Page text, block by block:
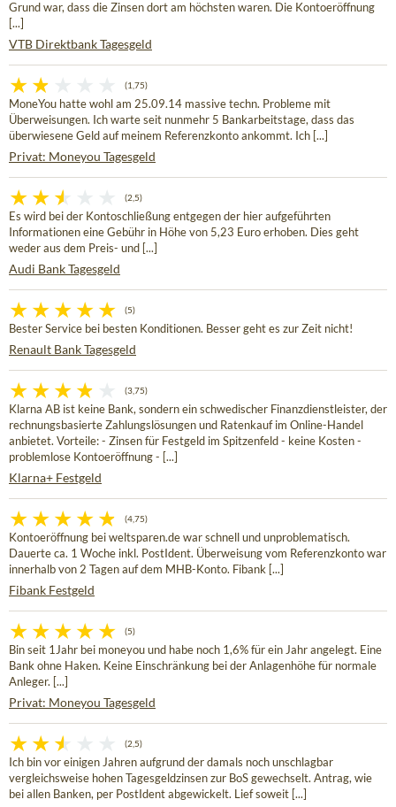
Grund war, dass die Zinsen dort am höchsten waren. Die Kontoeröffnung
[...]
VTB Direktbank Tagesgeld
(1,75)
MoneYou hatte wohl am 25.09.14 massive techn. Probleme mit
Überweisungen. Ich warte seit nunmehr 5 Bankarbeitstage, dass das
überwiesene Geld auf meinem Referenzkonto ankommt. Ich [...]
Privat: Moneyou Tagesgeld
(2,5)
Es wird bei der Kontoschließung entgegen der hier aufgeführten
Informationen eine Gebühr in Höhe von 5,23 Euro erhoben. Dies geht
weder aus dem Preis- und [...]
Audi Bank Tagesgeld
(5)
Bester Service bei besten Konditionen. Besser geht es zur Zeit nicht!
Renault Bank Tagesgeld
(3,75)
Klarna AB ist keine Bank, sondern ein schwedischer Finanzdienstleister, der
rechnungsbasierte Zahlungslösungen und Ratenkauf im Online-Handel
anbietet. Vorteile: - Zinsen für Festgeld im Spitzenfeld - keine Kosten -
problemlose Kontoeröffnung - [...]
Klarna+ Festgeld
(4,75)
Kontoeröffnung bei weltsparen.de war schnell und unproblematisch.
Dauerte ca. 1 Woche inkl. PostIdent. Überweisung vom Referenzkonto war
innerhalb von 2 Tagen auf dem MHB-Konto. Fibank [...]
Fibank Festgeld
(5)
Bin seit 1Jahr bei moneyou und habe noch 1,6% für ein Jahr angelegt. Eine
Bank ohne Haken. Keine Einschränkung bei der Anlagenhöhe für normale
Anleger. [...]
Privat: Moneyou Tagesgeld
(2,5)
Ich bin vor einigen Jahren aufgrund der damals noch unschlagbar
vergleichsweise hohen Tagesgeldzinsen zur BoS gewechselt. Antrag, wie
bei allen Banken, per PostIdent abgewickelt. Lief soweit [...]